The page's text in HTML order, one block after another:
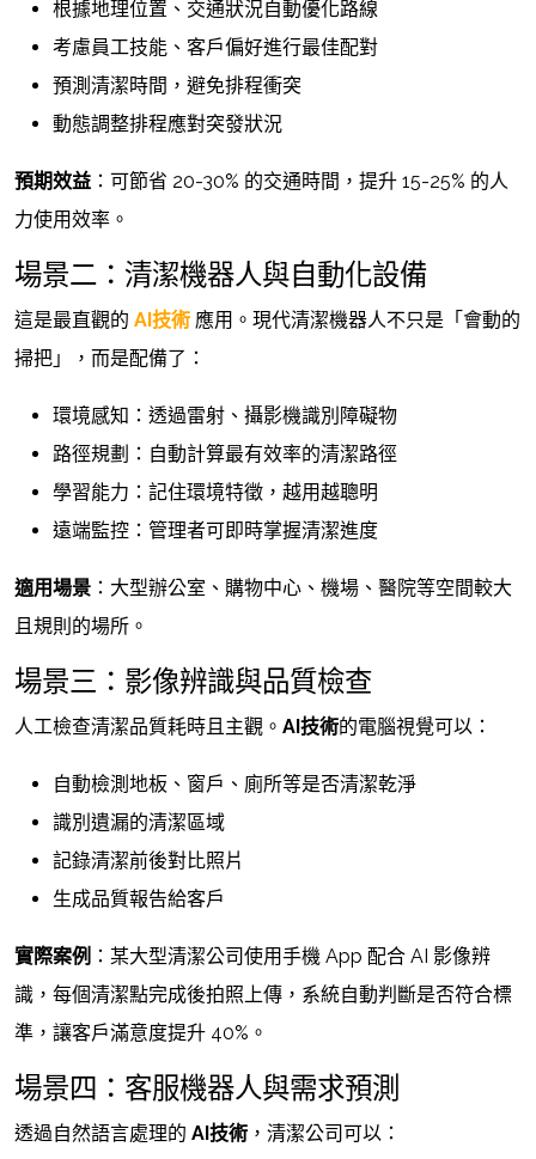
根據地理位置、交通狀況自動優化路線
考慮員工技能、客戶偏好進行最佳配對
預測清潔時間，避免排程衝突
動態調整排程應對突發狀況
預期效益 ：可節省 20-30% 的交通時間，提升 15-25% 的人
力使用效率。
場景二：清潔機器人與自動化設備
這是最直觀的 AI技術 應用。現代清潔機器人不只是「會動的
掃把」，而是配備了：
環境感知：透過雷射、攝影機識別障礙物
路徑規劃：自動計算最有效率的清潔路徑
學習能力：記住環境特徵，越用越聰明
遠端監控：管理者可即時掌握清潔進度
適用場景 ：大型辦公室、購物中心、機場、醫院等空間較大
且規則的場所。
場景三：影像辨識與品質檢查
人工檢查清潔品質耗時且主觀。 AI技術的電腦視覺可以：
自動檢測地板、窗戶、廁所等是否清潔乾淨
識別遺漏的清潔區域
記錄清潔前後對比照片
生成品質報告給客戶
實際案例 ：某大型清潔公司使用手機 App 配合 AI 影像辨
識，每個清潔點完成後拍照上傳，系統自動判斷是否符合標
準，讓客戶滿意度提升 40%。
場景四：客服機器人與需求預測
透過自然語言處理的 AI技術 ，清潔公司可以：